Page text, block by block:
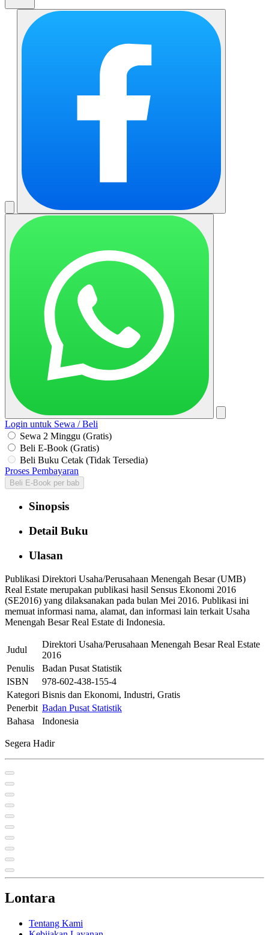
Login untuk Sewa / Beli
Sewa 2 Minggu (Gratis)
Beli E-Book (Gratis)
Beli Buku Cetak (Tidak Tersedia)
Proses Pembayaran
Beli E-Book per bab
Sinopsis
Detail Buku
Ulasan
Publikasi Direktori Usaha/Perusahaan Menengah Besar (UMB)
Real Estate merupakan publikasi hasil Sensus Ekonomi 2016
(SE2016) yang dilaksanakan pada bulan Mei 2016. Publikasi ini
memuat informasi nama, alamat, dan informasi lain terkait Usaha
Menengah Besar Real Estate di Indonesia.
Judul
Direktori Usaha/Perusahaan Menengah Besar Real Estate
2016
Penulis
Badan Pusat Statistik
ISBN
978-602-438-155-4
Kategori Bisnis dan Ekonomi, Industri, Gratis
Penerbit Badan Pusat Statistik
Bahasa
Indonesia
Segera Hadir
Lontara
Tentang Kami